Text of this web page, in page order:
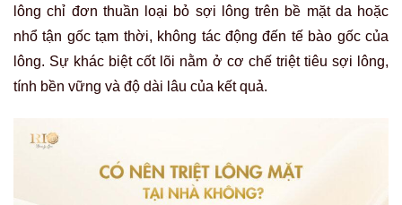
lông chỉ đơn thuần loại bỏ sợi lông trên bề mặt da hoặc
nhổ tận gốc tạm thời, không tác động đến tế bào gốc của
lông. Sự khác biệt cốt lõi nằm ở cơ chế triệt tiêu sợi lông,
tính bền vững và độ dài lâu của kết quả.